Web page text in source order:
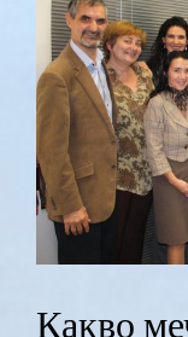
Larger
Image
Какво